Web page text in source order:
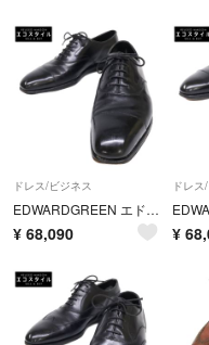
ドレス/ビジネス
EDWARDGREEN エドワードグリーン CHELSEA チェルシー ストレートチップ レザーシューズ 8 1/2
¥ 68,090
ドレス
¥